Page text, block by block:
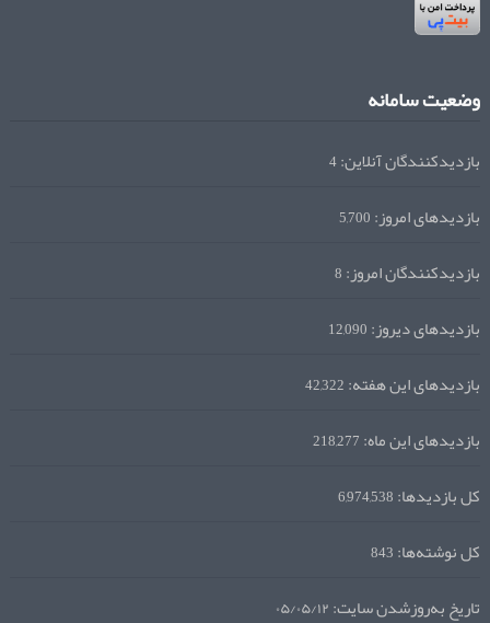
وضعیت سامانه
بازدیدکنندگان آنلاین:4
بازدیدهای امروز:5,700
بازدیدکنندگان امروز:8
بازدیدهای دیروز:12,090
بازدیدهای این هفته:42,322
بازدیدهای این ماه:218,277
کل بازدیدها:6,974,538
کل نوشته‌ها:843
تاریخ به‌روزشدن سایت:۰۵/۰۵/۱۲